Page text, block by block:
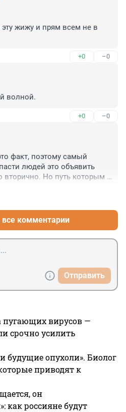
жижу и прям всем не в
+0 –0
волной.
+0 –0
факт, поэтому самый
людей это объявить
вторично. Но путь которым
все комментарии
Отправить
пугающих вирусов —
срочно усилить
будущие опухоли». Биолог
приводят к
он
как россияне будут